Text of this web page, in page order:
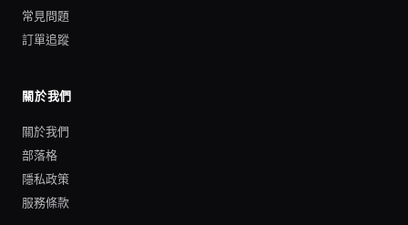
常見問題
訂單追蹤
關於我們
關於我們
部落格
隱私政策
服務條款